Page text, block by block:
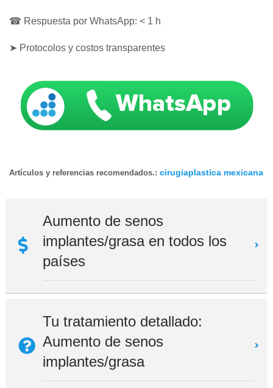
☎ Respuesta por WhatsApp: < 1 h
➤ Protocolos y costos transparentes
Artículos y referencias recomendados.: cirugiaplastica mexicana
Aumento de senos
implantes/grasa en todos los
países
Tu tratamiento detallado:
Aumento de senos
implantes/grasa